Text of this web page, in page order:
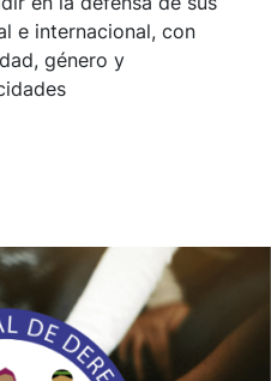
e internacional, con
género y